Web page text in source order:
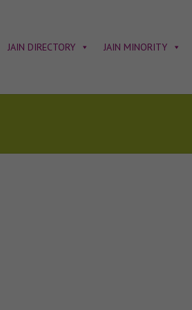
JAIN DIRECTORY JAIN MINORITY